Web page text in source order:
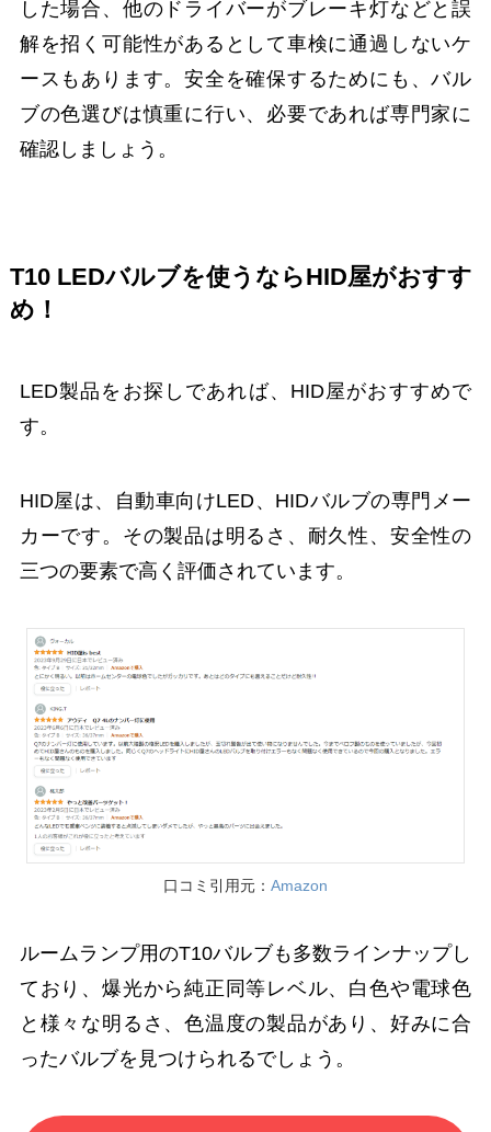
した場合、他のドライバーがブレーキ灯などと誤
解を招く可能性があるとして車検に通過しないケ
ースもあります。安全を確保するためにも、バル
ブの色選びは慎重に行い、必要であれば専門家に
確認しましょう。
T10 LEDバルブを使うならHID屋がおすす
め！
LED製品をお探しであれば、HID屋がおすすめで
す。
HID屋は、自動車向けLED、HIDバルブの専門メー
カーです。その製品は明るさ、耐久性、安全性の
三つの要素で高く評価されています。
口コミ引用元： Amazon
ルームランプ用のT10バルブも多数ラインナップし
ており、爆光から純正同等レベル、白色や電球色
と様々な明るさ、色温度の製品があり、好みに合
ったバルブを見つけられるでしょう。